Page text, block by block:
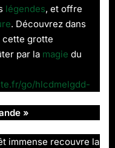
légendes, et offre
. Découvrez dans
cette grotte
par la magie du
go/hlcdmelgdd-
»
immense recouvre la